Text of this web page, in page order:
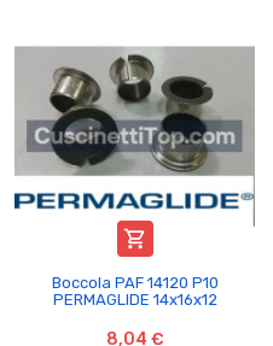

Boccola PAF 14120 P10
PERMAGLIDE 14x16x12
8,04 €